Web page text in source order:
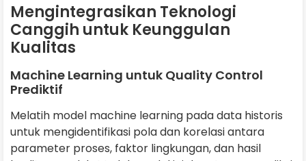
Mengintegrasikan Teknologi
Canggih untuk Keunggulan
Kualitas
Machine Learning untuk Quality Control
Prediktif
Melatih model machine learning pada data historis
untuk mengidentifikasi pola dan korelasi antara
parameter proses, faktor lingkungan, dan hasil